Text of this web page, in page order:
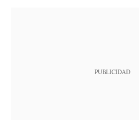
PUBLICIDAD